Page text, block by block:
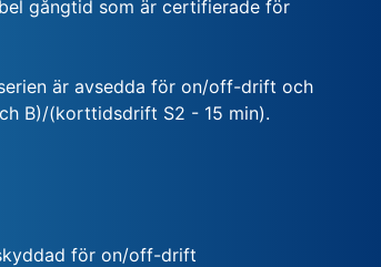
gångtid som är certifierade för
är avsedda för on/off-drift och
B)/(korttidsdrift S2 - 15 min).
för on/off-drift